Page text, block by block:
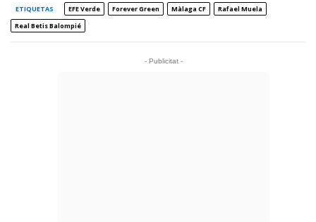
ETIQUETAS EFE Verde Forever Green Màlaga CF
Rafael Muela
Real Betis Balompié
- Publicitat -